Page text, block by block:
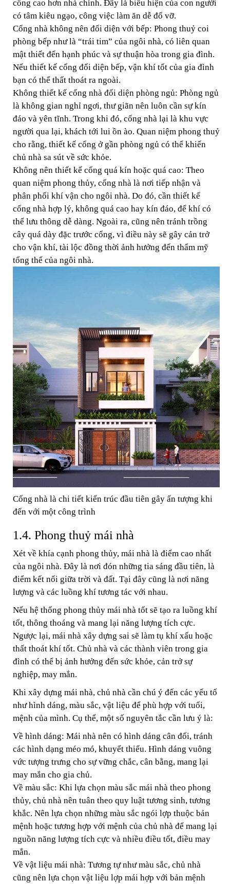
cổng cao hơn nhà chính. Đây là biểu hiện của con người
có tâm kiêu ngạo, công việc làm ăn dễ đổ vỡ.
Cổng nhà không nên đối diện với bếp: Phong thuỷ coi
phòng bếp như là “trái tim” của ngôi nhà, có liên quan
mật thiết đến hạnh phúc và sự thuận hòa trong gia đình.
Nếu thiết kế cổng đối diện bếp, vận khí tốt của gia đình
bạn có thể thất thoát ra ngoài.
Không thiết kế cổng nhà đối diện phòng ngủ: Phòng ngủ
là không gian nghỉ ngơi, thư giãn nên luôn cần sự kín
đáo và yên tĩnh. Trong khi đó, cổng nhà lại là khu vực
người qua lại, khách tới lui ồn ào. Quan niệm phong thuỷ
cho rằng, thiết kế cổng ở gần phòng ngủ có thể khiến
chủ nhà sa sút về sức khỏe.
Không nên thiết kế cổng quá kín hoặc quá cao: Theo
quan niệm phong thủy, cổng nhà là nơi tiếp nhận và
phân phối khí vận cho ngôi nhà. Do đó, cần thiết kế
cổng nhà hợp lý, không quá cao hay kín đáo, để khí có
thể lưu thông dễ dàng. Ngoài ra, cũng nên tránh trồng
cây quá dày đặc trước cổng, vì điều này sẽ gây cản trở
cho vận khí, tài lộc đồng thời ảnh hưởng đến thẩm mỹ
tổng thể của ngôi nhà.
Cổng nhà là chi tiết kiến trúc đầu tiên gây ấn tượng khi
đến với một công trình
1.4. Phong thuỷ mái nhà
Xét về khía cạnh phong thủy, mái nhà là điểm cao nhất
của ngôi nhà. Đây là nơi đón những tia sáng đầu tiên, là
điểm kết nối giữa trời và đất. Tại đây cũng là nơi năng
lượng và các luồng khí tương tác với nhau.
Nếu hệ thống phong thủy mái nhà tốt sẽ tạo ra luồng khí
tốt, thông thoáng và mang lại năng lượng tích cực.
Ngược lại, mái nhà xây dựng sai sẽ làm tụ khí xấu hoặc
thất thoát khí tốt. Chủ nhà và các thành viên trong gia
đình có thể bị ảnh hưởng đến sức khỏe, cản trở sự
nghiệp, may mắn.
Khi xây dựng mái nhà, chủ nhà cần chú ý đến các yếu tố
như hình dáng, màu sắc, vật liệu để phù hợp với tuổi,
mệnh của mình. Cụ thể, một số nguyên tắc cần lưu ý là:
Về hình dáng: Mái nhà nên có hình dáng cân đối, tránh
các hình dạng méo mó, khuyết thiếu. Hình dáng vuông
vức tượng trưng cho sự vững chắc, cân bằng, mang lại
may mắn cho gia chủ.
Về màu sắc: Khi lựa chọn màu sắc mái nhà theo phong
thủy, chủ nhà nên tuân theo quy luật tương sinh, tương
khắc. Nên lựa chọn những màu sắc ngói lợp thuộc bản
mệnh hoặc tương hợp với mệnh của chủ nhà để mang lại
nguồn năng lượng tích cực và nhiều điều tốt, điều may
mắn.
Về vật liệu mái nhà: Tương tự như màu sắc, chủ nhà
cũng nên lựa chọn vật liệu lợp mái hợp với bản mệnh